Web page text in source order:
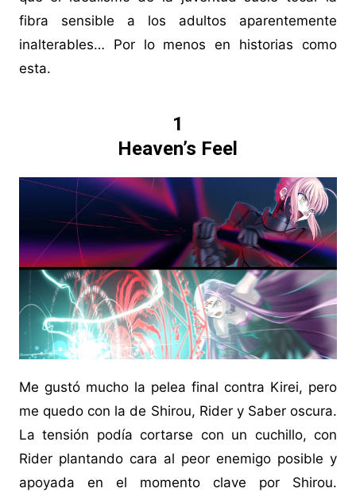
fibra sensible a los adultos aparentemente
inalterables… Por lo menos en historias como
esta.
1
Heaven’s Feel
Me gustó mucho la pelea final contra Kirei, pero
me quedo con la de Shirou, Rider y Saber oscura.
La tensión podía cortarse con un cuchillo, con
Rider plantando cara al peor enemigo posible y
apoyada en el momento clave por Shirou.